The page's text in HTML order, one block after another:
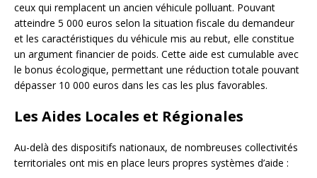
ceux qui remplacent un ancien véhicule polluant. Pouvant
atteindre 5 000 euros selon la situation fiscale du demandeur
et les caractéristiques du véhicule mis au rebut, elle constitue
un argument financier de poids. Cette aide est cumulable avec
le bonus écologique, permettant une réduction totale pouvant
dépasser 10 000 euros dans les cas les plus favorables.
Les Aides Locales et Régionales
Au-delà des dispositifs nationaux, de nombreuses collectivités
territoriales ont mis en place leurs propres systèmes d’aide :